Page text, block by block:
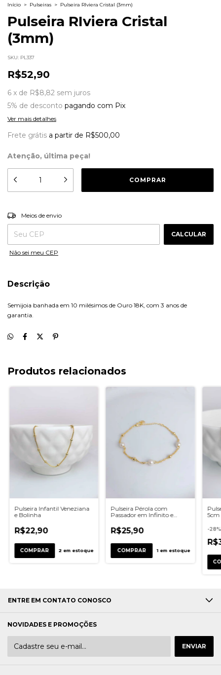
Início > Pulseiras > Pulseira RIviera Cristal (3mm)
Pulseira RIviera Cristal
(3mm)
SKU: PL337
R$52,90
6 x de R$8,82 sem juros
5% de desconto pagando com Pix
Ver mais detalhes
Frete grátis a partir de R$500,00
Atenção, última peça!
Entregas para o CEP:
Meios de envio
CALCULAR
Não sei meu CEP
Descrição
Semijoia banhada em 10 milésimos de Ouro 18K, com 3 anos de
garantia.
Produtos relacionados
Pulseira Infantil Veneziana
e Bolinha
R$22,90
2 em estoque
Pulseira Pérola com
Passador em Infinito e
R$25,90
1 em estoque
5cm
-28
ENTRE EM CONTATO CONOSCO
NOVIDADES E PROMOÇÕES